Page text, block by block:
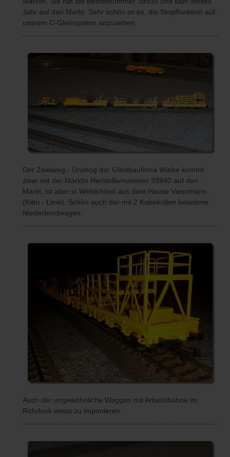
Jahr auf den Markt. Sehr schön ist es, die Stopffunktion auf
unsrem C-Gleissystem anzusehen.
Der Zweiweg - Unimog der Gleisbaufirma Wiebe kommt
zwar mit der Märklin Herstellernummer 39940 auf den
Markt, ist aber in Wirklichkeit aus dem Hause Viessmann
(Kibri - Linie). Schön auch der mit 2 Kabelrollen beladene
Niederbordwagen.
Auch der ungewöhnliche Waggon mit Arbeitsbühne im
Rohrlook weiss zu imponieren.